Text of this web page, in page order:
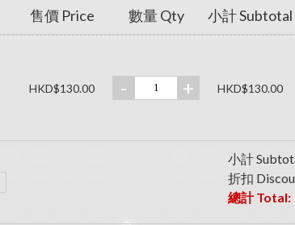
售價 Price 數量 Qty 小計 Subtotal
HKD$130.00 - + HKD$130.00
小計
折扣
總計 Total: